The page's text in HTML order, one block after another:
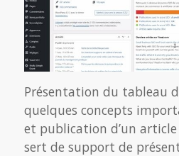
Présentation du tableau
quelques concepts
et publication d’un article
sert de support de